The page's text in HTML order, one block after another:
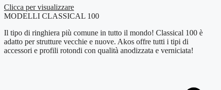
Clicca per visualizzare
MODELLI CLASSICAL 100
Il tipo di ringhiera più comune in tutto il mondo! Classical 100 è
adatto per strutture vecchie e nuove. Akos offre tutti i tipi di
accessori e profili rotondi con qualità anodizzata e verniciata!